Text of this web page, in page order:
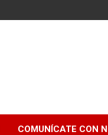
COMUNÍCATE CON